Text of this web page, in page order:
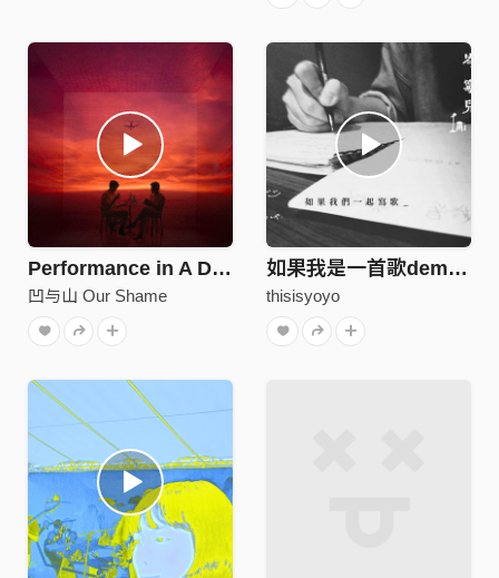
Performance in A Dream (with Matter Halo)
凹与山 Our Shame
如果我是一首歌demo1（曲／刘胡轶）
thisisyoyo